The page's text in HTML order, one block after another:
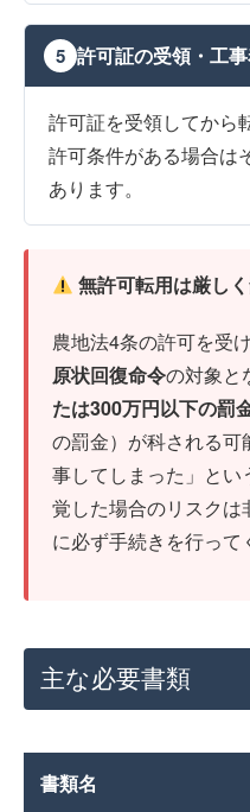
5 許可証の受領・工
許可証を受領してから
許可条件がある場合は
あります。
無許可転用は厳し
農地法4条の許可を受
原状回復命令の対象と
たは300万円以下の罰
の罰金）が科される
事してしまった」と
覚した場合のリスク
に必ず手続きを行って
主な必要書類
書類名